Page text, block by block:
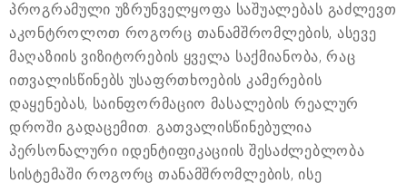
პროგრამული უზრუნველყოფა საშუალებას გაძლევთ
აკონტროლოთ როგორც თანამშრომლების, ასევე
მაღაზიის ვიზიტორების ყველა საქმიანობა, რაც
ითვალისწინებს უსაფრთხოების კამერების
დაყენებას, საინფორმაციო მასალების რეალურ
დროში გადაცემით. გათვალისწინებულია
პერსონალური იდენტიფიკაციის შესაძლებლობა
სისტემაში როგორც თანამშრომლების, ისე